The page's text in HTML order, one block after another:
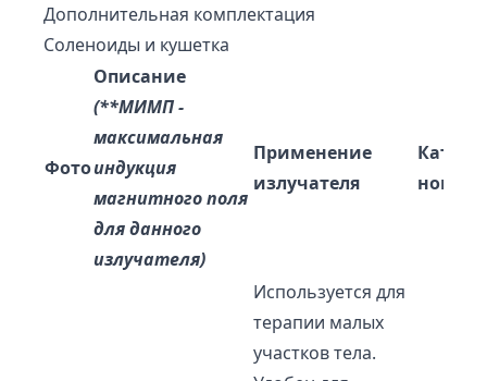
Дополнительная комплектация
Соленоиды и кушетка
Фото
Описание
(**МИМП -
максимальная
индукция
магнитного поля
для данного
излучателя)
Применение
излучателя
номер
Используется для
терапии малых
участков тела.